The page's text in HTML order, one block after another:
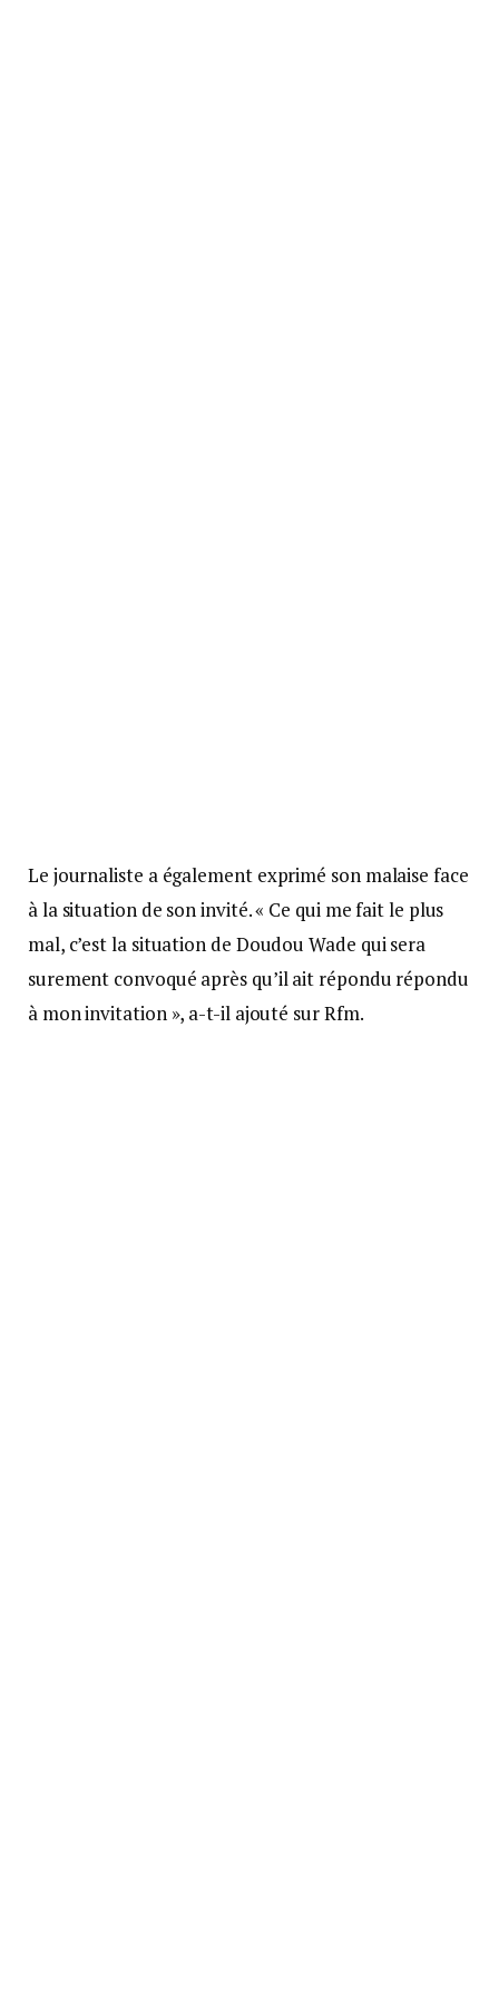
Le journaliste a également exprimé son malaise face
à la situation de son invité. « Ce qui me fait le plus
mal, c’est la situation de Doudou Wade qui sera
surement convoqué après qu’il ait répondu répondu
à mon invitation », a-t-il ajouté sur Rfm.